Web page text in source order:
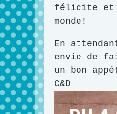
félicite et
monde!
En
envie de
un bon
C&D